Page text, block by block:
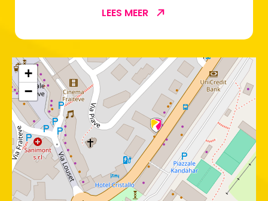
LEES MEER
+
−